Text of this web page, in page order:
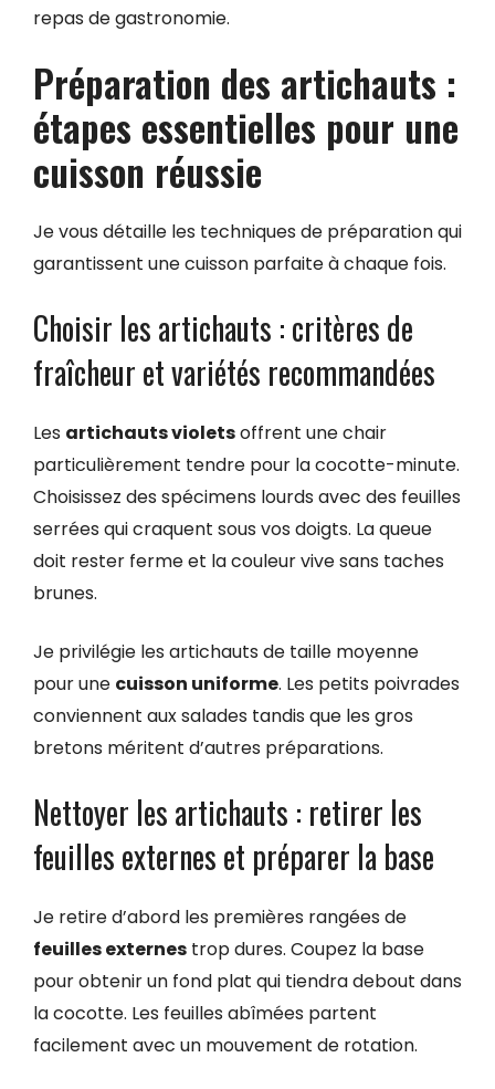
repas de gastronomie.
Préparation des artichauts :
étapes essentielles pour une
cuisson réussie
Je vous détaille les techniques de préparation qui
garantissent une cuisson parfaite à chaque fois.
Choisir les artichauts : critères de
fraîcheur et variétés recommandées
Les artichauts violetsoffrent une chair
particulièrement tendre pour la cocotte-minute.
Choisissez des spécimens lourds avec des feuilles
serrées qui craquent sous vos doigts. La queue
doit rester ferme et la couleur vive sans taches
brunes.
Je privilégie les artichauts de taille moyenne
pour une cuisson uniforme. Les petits poivrades
conviennent aux salades tandis que les gros
bretons méritent d’autres préparations.
Nettoyer les artichauts : retirer les
feuilles externes et préparer la base
Je retire d’abord les premières rangées de
feuilles externes trop dures. Coupez la base
pour obtenir un fond plat qui tiendra debout dans
la cocotte. Les feuilles abîmées partent
facilement avec un mouvement de rotation.